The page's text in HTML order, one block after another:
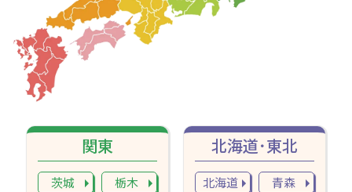
関東
茨城
栃木
北海道･東北
北海道
青森